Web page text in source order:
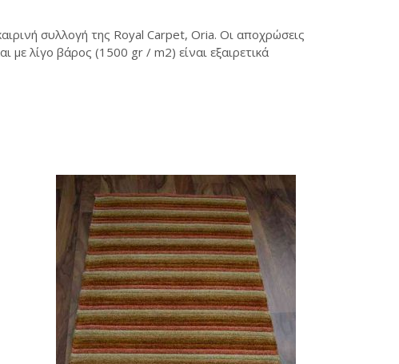
συλλογή της Royal Carpet, Oria. Οι αποχρώσεις
λίγο βάρος (1500 gr / m2) είναι εξαιρετικά